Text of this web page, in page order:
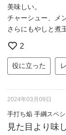
美味しい。
チャーシュー、メ
さらにもやしと煮
2
役に立った
2024年03月09日
手打ち焔 手綱スペ
見た目より味